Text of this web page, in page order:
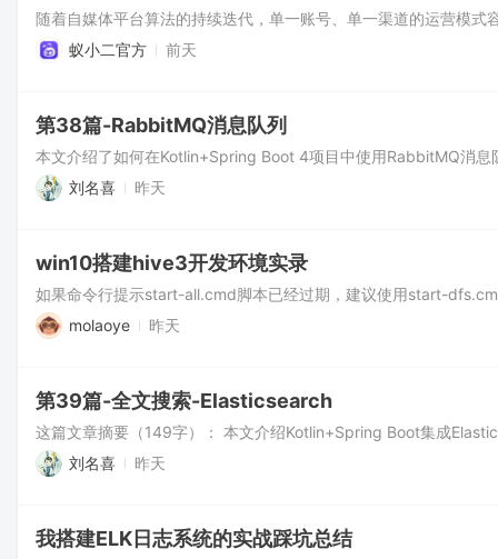
蚁小二官方 前天
第38篇-RabbitMQ消息队列
刘名喜 昨天
win10搭建hive3开发环境实录
molaoye 昨天
第39篇-全文搜索-Elasticsearch
刘名喜 昨天
我搭建ELK日志系统的实战踩坑总结